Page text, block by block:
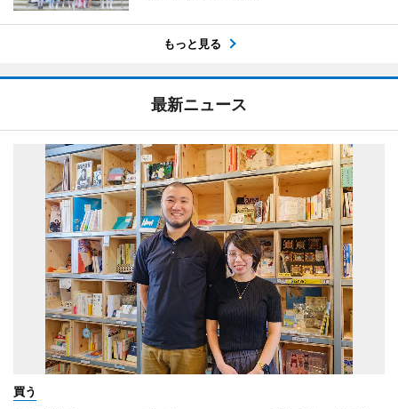
もっと見る
最新ニュース
買う